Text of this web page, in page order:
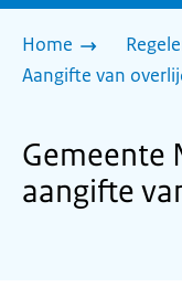
Home
Aangifte van
Gemeente
aangifte